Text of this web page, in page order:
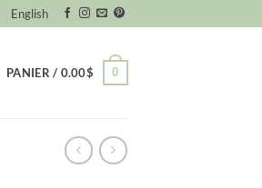
English
PANIER / 0.00$ 0